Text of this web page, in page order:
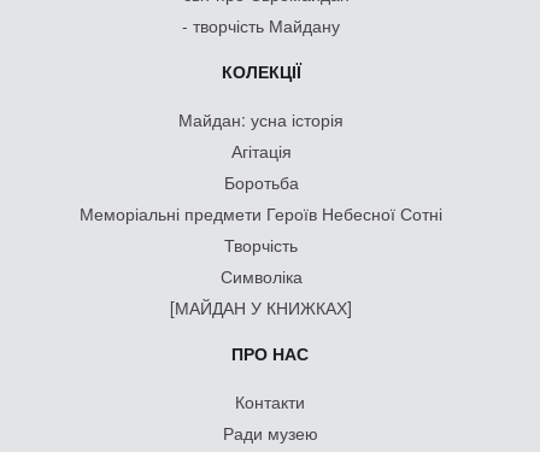
- творчість Майдану
КОЛЕКЦІЇ
Майдан: усна історія
Агітація
Боротьба
Меморіальні предмети Героїв Небесної Сотні
Творчість
Символіка
[МАЙДАН У КНИЖКАХ]
ПРО НАС
Контакти
Ради музею